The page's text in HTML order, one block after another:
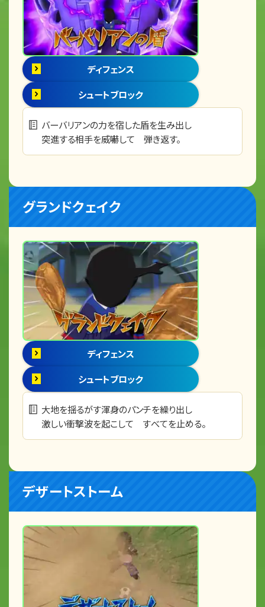
ディフェンス
シュートブロック
バーバリアンの力を宿した盾を生み出し
突進する相手を威嚇して 弾き返す。
グランドクェイク
ディフェンス
シュートブロック
大地を揺るがす渾身のパンチを繰り出し
激しい衝撃波を起こして すべてを止める。
デザートストーム